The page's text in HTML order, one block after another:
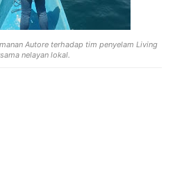
Autore terhadap tim penyelam Living
nelayan lokal.